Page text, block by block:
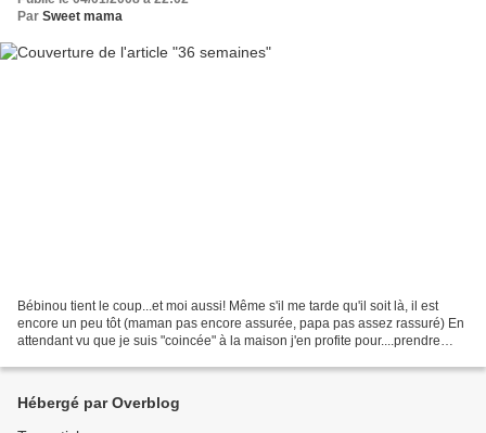
Par Sweet mama
Bébinou tient le coup...et moi aussi! Même s'il me tarde qu'il soit là, il est
encore un peu tôt (maman pas encore assurée, papa pas assez rassuré) En
attendant vu que je suis "coincée" à la maison j'en profite pour....prendre
Hébergé par Overblog